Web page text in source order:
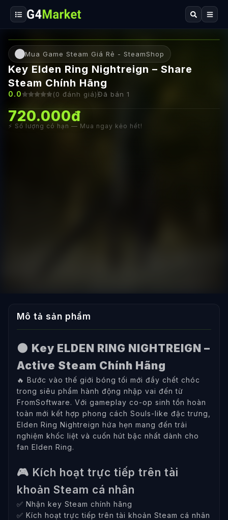
Mua Game Steam Giá Rẻ - SteamShop
Key Elden Ring Nightreign – Share
Steam Chính Hãng
0.0 (0 đánh giá)Đã bán 1
720.000đ
⚡ Số lượng có hạn — Mua ngay kẻo hết!
Mô tả sản phẩm
🌑 Key ELDEN RING NIGHTREIGN –
Active Steam Chính Hãng
🔥 Bước vào thế giới bóng tối mới đầy chết chóc
trong siêu phẩm hành động nhập vai đến từ
FromSoftware. Với gameplay co-op sinh tồn hoàn
toàn mới kết hợp phong cách Souls-like đặc trưng,
Elden Ring Nightreign hứa hẹn mang đến trải
nghiệm khốc liệt và cuốn hút bậc nhất dành cho
fan Elden Ring.
🎮 Kích hoạt trực tiếp trên tài
khoản Steam cá nhân
✅ Nhận key Steam chính hãng
✅ Kích hoạt trực tiếp trên tài khoản Steam cá nhân